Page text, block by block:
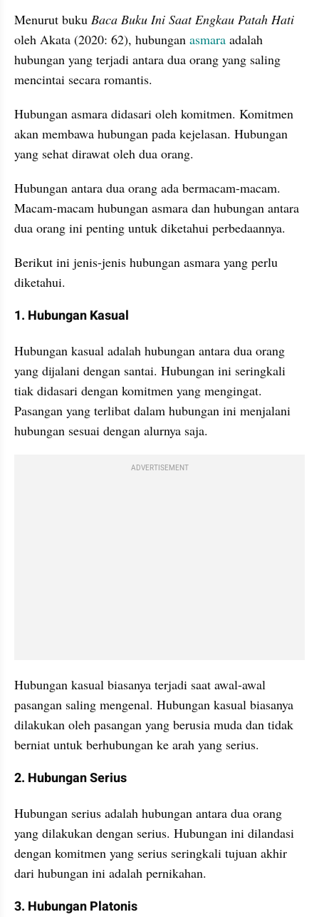
Menurut buku
oleh Akata (2020: 62), hubungan asmara adalah
hubungan yang terjadi antara dua orang yang saling
mencintai secara romantis.
Hubungan asmara didasari oleh komitmen. Komitmen
akan membawa hubungan pada kejelasan. Hubungan
yang sehat dirawat oleh dua orang.
Hubungan antara dua orang ada bermacam-macam.
Macam-macam hubungan asmara dan hubungan antara
dua orang ini penting untuk diketahui perbedaannya.
Berikut ini jenis-jenis hubungan asmara yang perlu
diketahui.
1. Hubungan Kasual
Hubungan kasual adalah hubungan antara dua orang
yang dijalani dengan santai. Hubungan ini seringkali
tiak didasari dengan komitmen yang mengingat.
Pasangan yang terlibat dalam hubungan ini menjalani
hubungan sesuai dengan alurnya saja.
ADVERTISEMENT
Hubungan kasual biasanya terjadi saat awal-awal
pasangan saling mengenal. Hubungan kasual biasanya
dilakukan oleh pasangan yang berusia muda dan tidak
berniat untuk berhubungan ke arah yang serius.
2. Hubungan Serius
Hubungan serius adalah hubungan antara dua orang
yang dilakukan dengan serius. Hubungan ini dilandasi
dengan komitmen yang serius seringkali tujuan akhir
dari hubungan ini adalah pernikahan.
3. Hubungan Platonis